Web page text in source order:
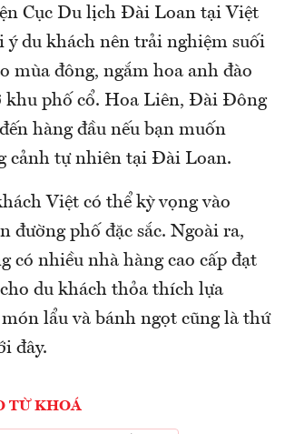
Cục Du lịch Đài Loan tại Việt
ý du khách nên trải nghiệm suối
mùa đông, ngắm hoa anh đào
khu phố cổ. Hoa Liên, Đài Đông
hàng đầu nếu bạn muốn
cảnh tự nhiên tại Đài Loan.
Việt có thể kỳ vọng vào
đường phố đặc sắc. Ngoài ra,
có nhiều nhà hàng cao cấp đạt
du khách thỏa thích lựa
lẩu và bánh ngọt cũng là thứ
đây.
TỪ KHOÁ